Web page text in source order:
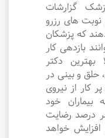
گزارشات
های رزرو
که پزشکان
بازدهی کار
دکتر
و بینی در
کار از نیروی
خود
درصد رضایت
افزایش خواهد